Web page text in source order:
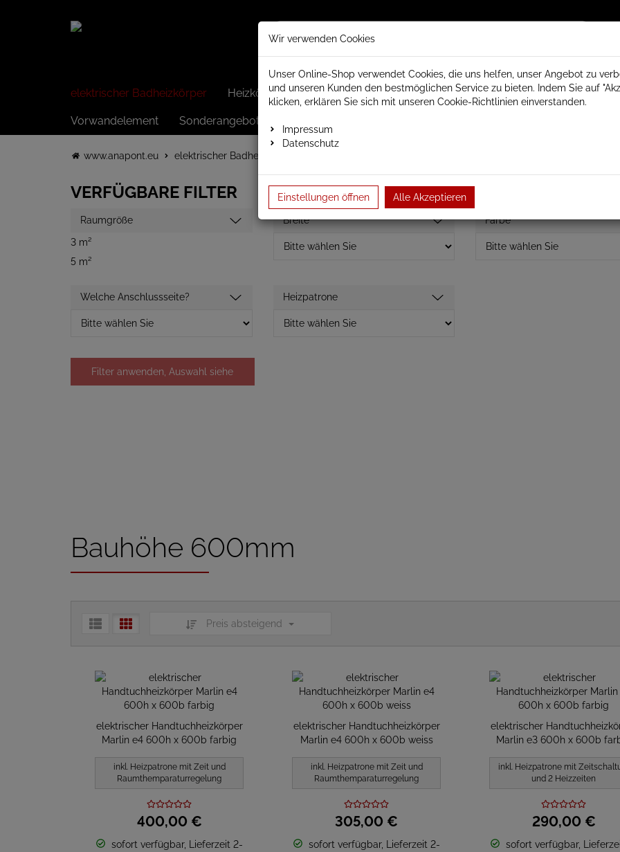
elektrischer Badheizkörper Heizkörper elektrisch Schamotte Badheizkörper Heizkörperzubehör
Vorwandelement Sonderangebote
www.anapont.eu elektrischer Badheizkörper
VERFÜGBARE FILTER
Raumgröße
3 m²
5 m²
Breite Farbe
Welche Anschlussseite? Heizpatrone
Filter anwenden, Auswahl siehe
Bauhöhe 600mm
Preis absteigend
elektrischer Handtuchheizkörper
Marlin e4 600h x 600b farbig
inkl. Heizpatrone mit Zeit und
Raumthemparaturregelung
400,00 €
sofort verfügbar, Lieferzeit 2-
elektrischer Handtuchheizkörper
Marlin e4 600h x 600b weiss
inkl. Heizpatrone mit Zeit und
Raumthemparaturregelung
305,00 €
sofort verfügbar, Lieferzeit 2-
elektrischer
Marlin e3 600h x 600b
inkl. Heizpatrone mit
und 2 Heizzeiten
290,00 €
sofort verfügbar,
Wir verwenden Cookies
Unser Online-Shop verwendet Cookies, die uns helfen, unser Angebot zu
und unseren Kunden den bestmöglichen Service zu bieten. Indem Sie auf
klicken, erklären Sie sich mit unseren Cookie-Richtlinien einverstanden.
Impressum
Datenschutz
Einstellungen öffnen Alle Akzeptieren